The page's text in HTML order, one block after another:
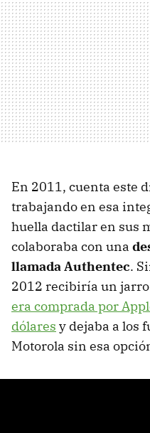
En 2011, cuenta este
trabajando en esa
huella dactilar en sus
colaboraba con una
llamada Authentec.
2012 recibiría un
era comprada por
dólares y dejaba a los
Motorola sin esa